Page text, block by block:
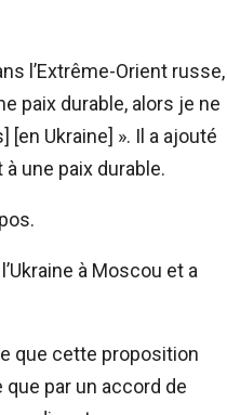
l’Extrême-Orient russe,
paix durable, alors je ne
Ukraine] ». Il a ajouté
une paix durable.
à Moscou et a
que cette proposition
que par un accord de